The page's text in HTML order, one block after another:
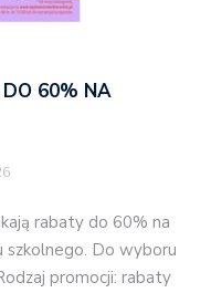
DO 60% NA
rabaty do 60% na
szkolnego. Do wyboru
promocji: rabaty